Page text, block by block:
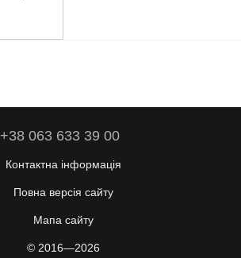
+38 063 633 39 00
Контактна інформація
Повна версія сайту
Мапа сайту
© 2016—2026